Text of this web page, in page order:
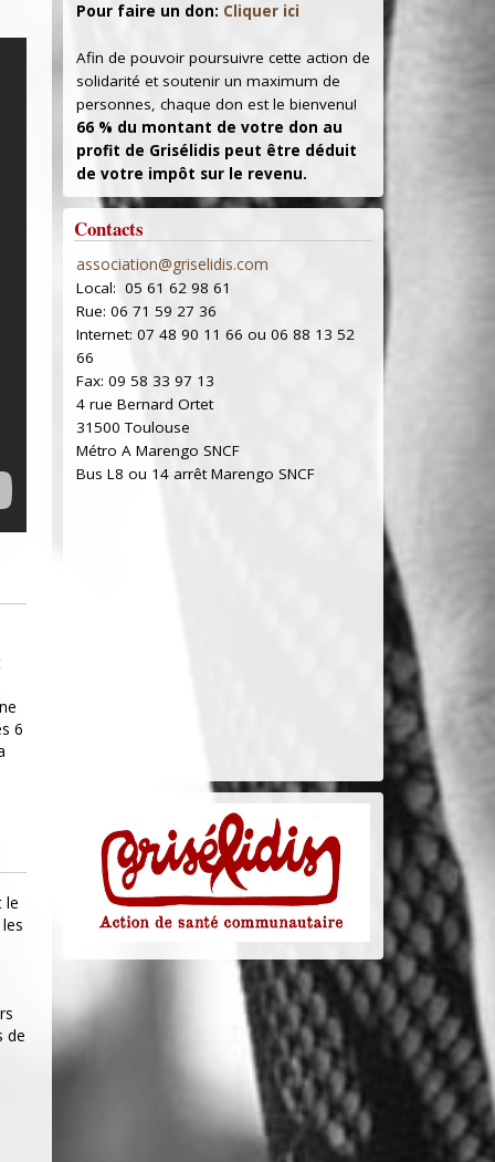
6
le
de
Pour faire un don: Cliquer ici
Afin de pouvoir poursuivre cette action de
solidarité et soutenir un maximum de
personnes, chaque don est le bienvenu!
66 % du montant de votre don au
profit de Grisélidis peut être déduit
de votre impôt sur le revenu.
Contacts
association@griselidis.com
Local: 05 61 62 98 61
Rue: 06 71 59 27 36
Internet: 07 48 90 11 66 ou 06 88 13 52
66
Fax: 09 58 33 97 13
4 rue Bernard Ortet
31500 Toulouse
Métro A Marengo SNCF
Bus L8 ou 14 arrêt Marengo SNCF